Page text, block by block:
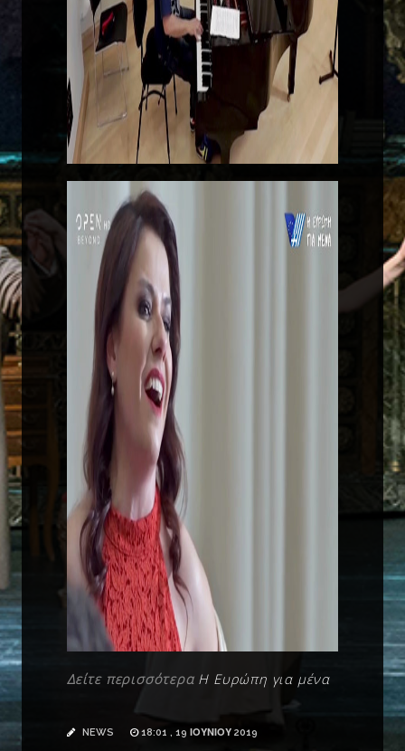
Δείτε περισσότερα Η Ευρώπη για μένα
NEWS 18:01 , 19 ΙΟΥΝΊΟΥ 2019